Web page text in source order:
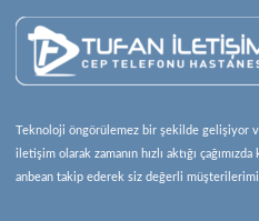
Teknoloji öngörülemez bir şekilde gelişiyor
iletişim olarak zamanın hızlı aktığı
anbean takip ederek siz değerli